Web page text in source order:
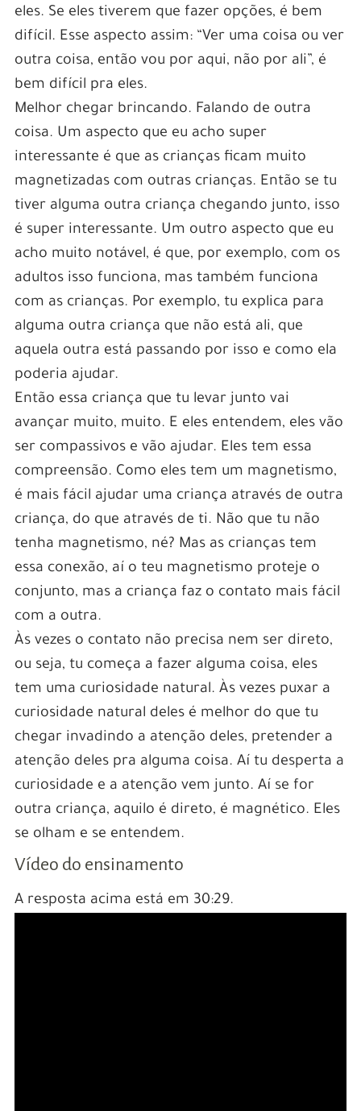
eles. Se eles tiverem que fazer opções, é bem
difícil. Esse aspecto assim: “Ver uma coisa ou ver
outra coisa, então vou por aqui, não por ali”, é
bem difícil pra eles.
Melhor chegar brincando. Falando de outra
coisa. Um aspecto que eu acho super
interessante é que as crianças ficam muito
magnetizadas com outras crianças. Então se tu
tiver alguma outra criança chegando junto, isso
é super interessante. Um outro aspecto que eu
acho muito notável, é que, por exemplo, com os
adultos isso funciona, mas também funciona
com as crianças. Por exemplo, tu explica para
alguma outra criança que não está ali, que
aquela outra está passando por isso e como ela
poderia ajudar.
Então essa criança que tu levar junto vai
avançar muito, muito. E eles entendem, eles vão
ser compassivos e vão ajudar. Eles tem essa
compreensão. Como eles tem um magnetismo,
é mais fácil ajudar uma criança através de outra
criança, do que através de ti. Não que tu não
tenha magnetismo, né? Mas as crianças tem
essa conexão, aí o teu magnetismo proteje o
conjunto, mas a criança faz o contato mais fácil
com a outra.
Às vezes o contato não precisa nem ser direto,
ou seja, tu começa a fazer alguma coisa, eles
tem uma curiosidade natural. Às vezes puxar a
curiosidade natural deles é melhor do que tu
chegar invadindo a atenção deles, pretender a
atenção deles pra alguma coisa. Aí tu desperta a
curiosidade e a atenção vem junto. Aí se for
outra criança, aquilo é direto, é magnético. Eles
se olham e se entendem.
Vídeo do ensinamento
A resposta acima está em 30:29.